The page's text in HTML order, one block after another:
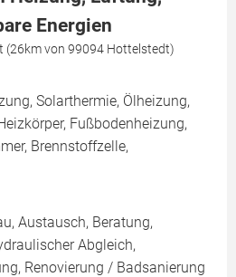
Energien
(26km von 99094 Hottelstedt)
Solarthermie, Ölheizung,
Fußbodenheizung,
Brennstoffzelle,
Austausch, Beratung,
Abgleich,
Renovierung / Badsanierung